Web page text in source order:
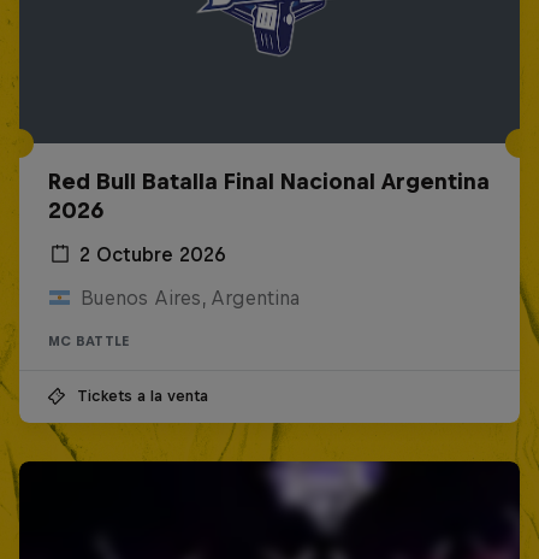
Red Bull Batalla Final Nacional Argentina
2026
2 Octubre 2026
Buenos Aires, Argentina
MC BATTLE
Tickets a la venta